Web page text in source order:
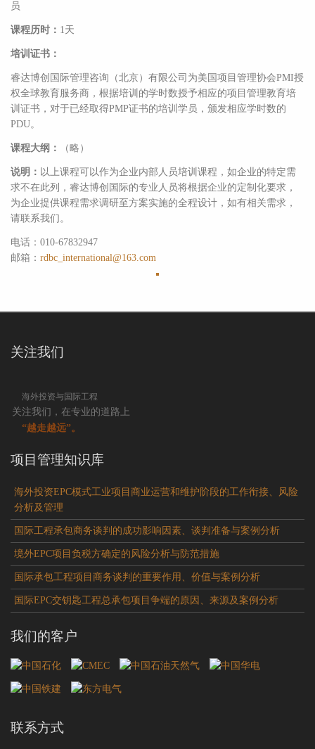
员
课程历时： 1天
培训证书：
睿达博创国际管理咨询（北京）有限公司为美国项目管理协会PMI授
权全球教育服务商，根据培训的学时数授予相应的项目管理教育培
训证书，对于已经取得PMP证书的培训学员，颁发相应学时数的
PDU。
课程大纲： （略）
说明： 以上课程可以作为企业内部人员培训课程，如企业的特定需
求不在此列，睿达博创国际的专业人员将根据企业的定制化要求，
为企业提供课程需求调研至方案实施的全程设计，如有相关需求，
请联系我们。
电话：010-67832947
邮箱： rdbc_international@163.com
关注我们
海外投资与国际工程
关注我们，在专业的道路上
“越走越远”。
项目管理知识库
海外投资EPC模式工业项目商业运营和维护阶段的工作衔接、风险
分析及管理
国际工程承包商务谈判的成功影响因素、谈判准备与案例分析
境外EPC项目负税方确定的风险分析与防范措施
国际承包工程项目商务谈判的重要作用、价值与案例分析
国际EPC交钥匙工程总承包项目争端的原因、来源及案例分析
我们的客户
联系方式